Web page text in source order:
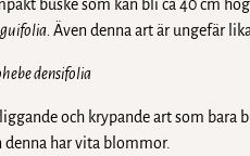
buske som kan bli ca 40 cm
Även denna art är ungefär
densifolia
och krypande art som bara
denna har vita blommor.